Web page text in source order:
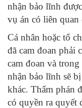
nhận bảo lĩnh
vụ án có liên
Cá nhân hoặc tổ
đã cam đoan phải
cam đoan và
nhận bảo lĩnh sẽ
khác. Thẩm phán
có quyền ra quyết